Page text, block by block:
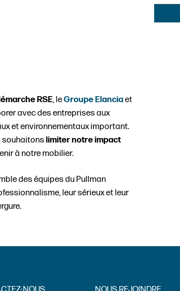
RSE, leGroupe Elanciaet
avec des entreprises aux
et environnementaux important.
souhaitonslimiter notre impact
à notre mobilier.
des équipes du Pullman
leur sérieux et leur